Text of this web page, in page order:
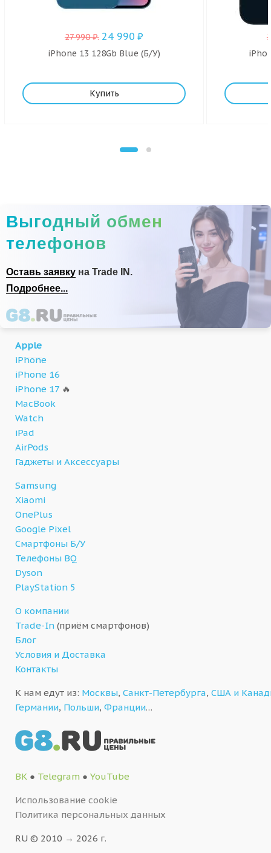
27 990₽. 24 990₽
iPhone 13 128Gb Blue (Б/У)
Купить
Выгодный обмен
телефонов
Оставь заявку на Trade IN.
Подробнее...
Apple
iPhone
iPhone 16
iPhone 17 🔥
MacBook
Watch
iPad
AirPods
Гаджеты и Аксессуары
Samsung
Xiaomi
OnePlus
Google Pixel
Смартфоны Б/У
Телефоны BQ
Dyson
PlayStation 5
О компании
Trade-In (приём смартфонов)
Блог
Условия и Доставка
Контакты
К нам едут из: Москвы, Санкт-Петербурга, США и
Германии, Польши, Франции…
ВК ● Telegram ● YouTube
Использование cookie
Политика персональных данных
RU © 2010 → 2026 г.